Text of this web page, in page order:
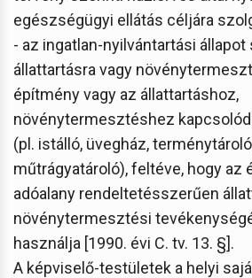
egészségügyi ellátás céljára
- az ingatlan-nyilvántartási
állattartásra vagy
építmény vagy az állattartáshoz,
növénytermesztéshez
(pl. istálló, üvegház,
műtrágyatároló), feltéve, hogy az
adóalany rendeltetésszerűen
növénytermesztési
használja [1990. évi C. tv. 13. §].
A képviselő-testületek a helyi